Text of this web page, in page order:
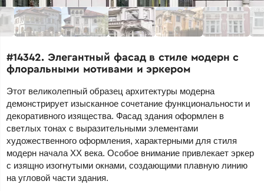
#14342. Элегантный фасад в стиле модерн с
флоральными мотивами и эркером
Этот великолепный образец архитектуры модерна
демонстрирует изысканное сочетание функциональности и
декоративного изящества. Фасад здания оформлен в
светлых тонах с выразительными элементами
художественного оформления, характерными для стиля
модерн начала XX века. Особое внимание привлекает эркер
с изящно изогнутыми окнами, создающими плавную линию
на угловой части здания.